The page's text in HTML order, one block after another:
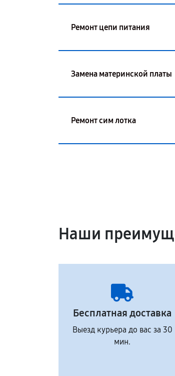
Ремонт цепи питания
Замена материнской платы
Ремонт сим лотка
Наши
Бесплатная доставка
Выезд курьера до вас за 30
мин.